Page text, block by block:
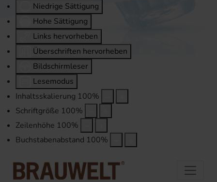
Niedrige Sättigung
Hohe Sättigung
Links hervorheben
Überschriften hervorheben
Bildschirmleser
Lesemodus
Inhaltsskalierung 100%
Schriftgröße 100%
Zeilenhöhe 100%
Buchstabenabstand 100%